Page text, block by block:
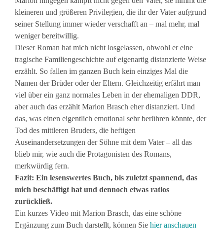
kleineren und größeren Privilegien, die ihr der Vater aufgrund
seiner Stellung immer wieder verschafft an – mal mehr, mal
weniger bereitwillig.
Dieser Roman hat mich nicht losgelassen, obwohl er eine
tragische Familiengeschichte auf eigenartig distanzierte Weise
erzählt. So fallen im ganzen Buch kein einziges Mal die
Namen der Brüder oder der Eltern. Gleichzeitig erfährt man
viel über ein ganz normales Leben in der ehemaligen DDR,
aber auch das erzählt Marion Brasch eher distanziert. Und
das, was einen eigentlich emotional sehr berühren könnte, der
Tod des mittleren Bruders, die heftigen
Auseinandersetzungen der Söhne mit dem Vater – all das
blieb mir, wie auch die Protagonisten des Romans,
merkwürdig fern.
Fazit: Ein lesenswertes Buch, bis zuletzt spannend, das
mich beschäftigt hat und dennoch etwas ratlos
zurückließ.
Ein kurzes Video mit Marion Brasch, das eine schöne
Ergänzung zum Buch darstellt, können Sie hieranschauen